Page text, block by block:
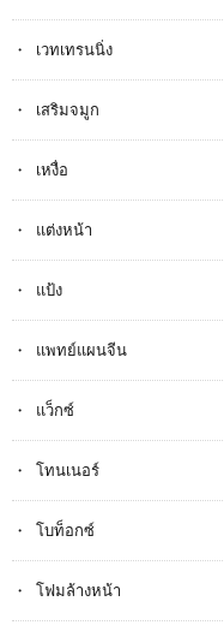
เวทเทรนนิ่ง
เสริมจมูก
เหงื่อ
แต่งหน้า
แป้ง
แพทย์แผนจีน
แว็กซ์
โทนเนอร์
โบท็อกซ์
โฟมล้างหน้า